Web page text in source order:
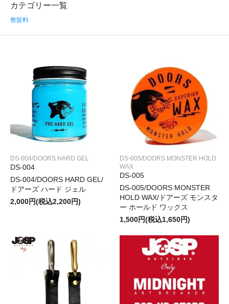
カテゴリー一覧
整髪料
DS-004/DOORS HARD GEL
DS-004
DS-004/DOORS HARD GEL/
ドアーズ ハード ジェル
2,000円(税込2,200円)
DS-005/DOORS MONSTER HOLD
WAX
DS-005
DS-005/DOORS MONSTER
HOLD WAX/ドアーズ モンスタ
ー ホールド ワックス
1,500円(税込1,650円)